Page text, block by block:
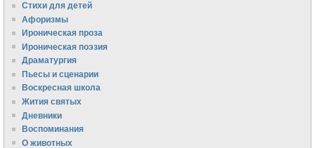
Стихи для детей
Афоризмы
Ироническая проза
Ироническая поэзия
Драматургия
Пьесы и сценарии
Воскресная школа
Жития святых
Дневники
Воспоминания
О животных